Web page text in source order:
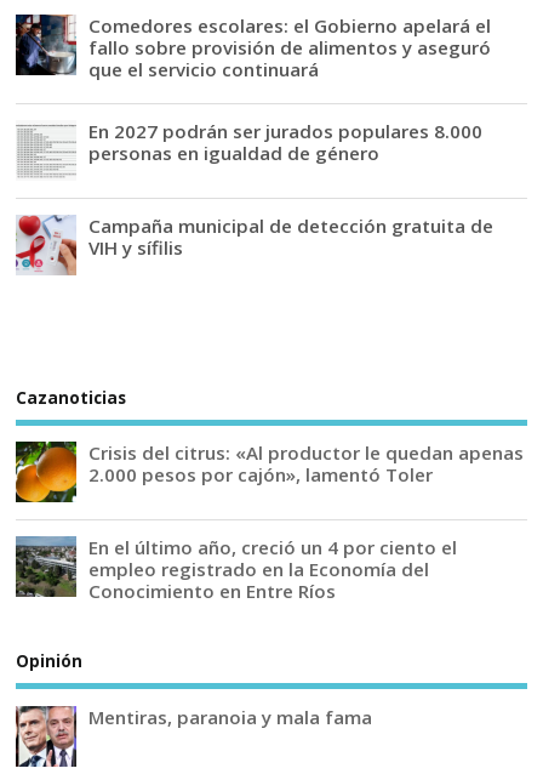
Comedores escolares: el Gobierno apelará el
fallo sobre provisión de alimentos y aseguró
que el servicio continuará
En 2027 podrán ser jurados populares 8.000
personas en igualdad de género
Campaña municipal de detección gratuita de
VIH y sífilis
Cazanoticias
Crisis del citrus: «Al productor le quedan apenas
2.000 pesos por cajón», lamentó Toler
En el último año, creció un 4 por ciento el
empleo registrado en la Economía del
Conocimiento en Entre Ríos
Opinión
Mentiras, paranoia y mala fama